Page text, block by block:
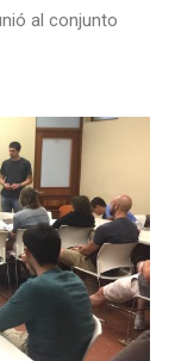
al conjunto